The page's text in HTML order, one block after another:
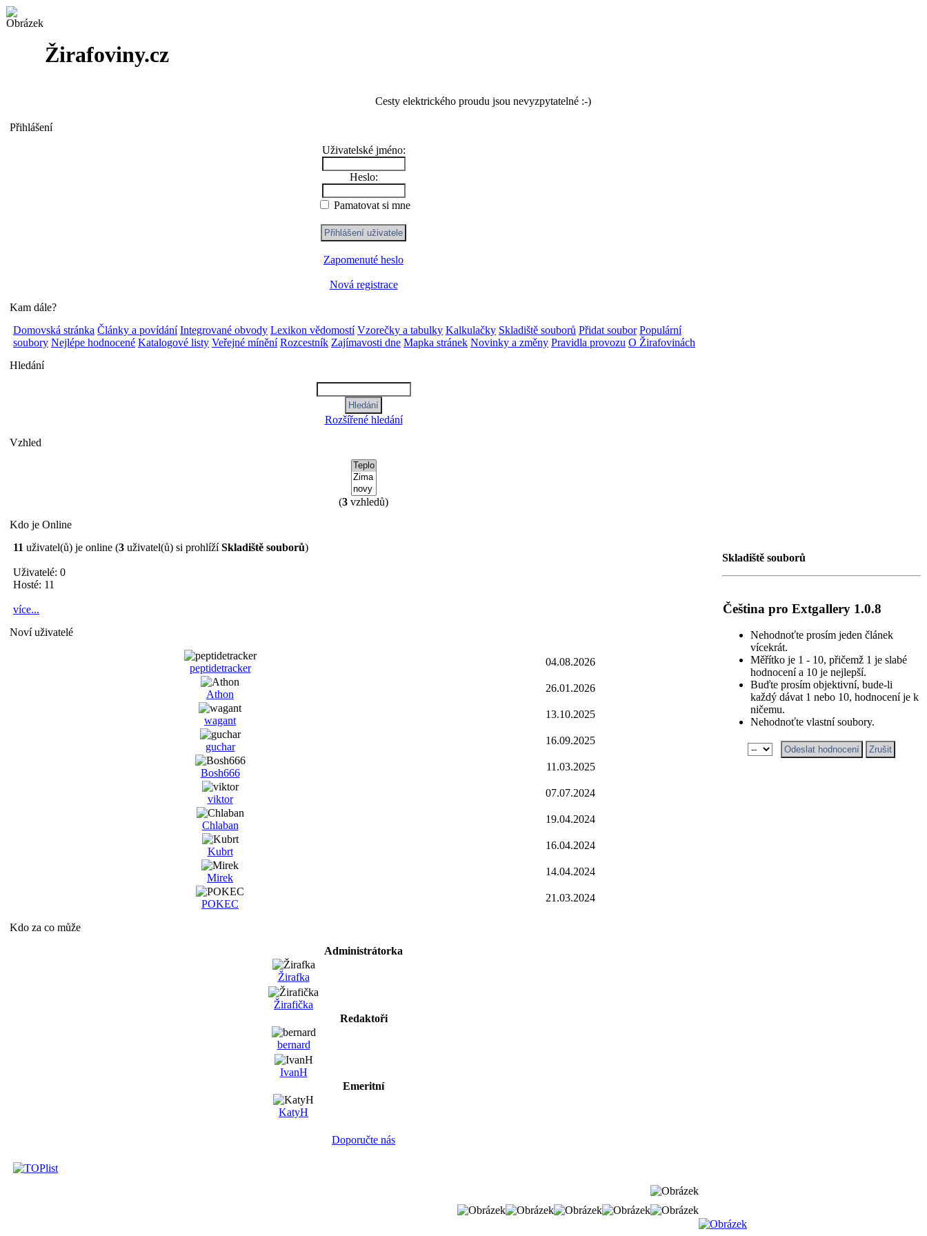
Žirafoviny.cz
Cesty elektrického proudu jsou nevyzpytatelné :-)
Přihlášení
Uživatelské jméno:
Heslo:
Pamatovat si mne
Zapomenuté heslo
Nová registrace
Kam dále?
Domovská stránka Články a povídání Integrované obvody Lexikon vědomostí Vzorečky a tabulky Kalkulačky Skladiště souborů Přidat soubor Populární
soubory Nejlépe hodnocené Katalogové listy Veřejné mínění Rozcestník Zajímavosti dne Mapka stránek Novinky a změny Pravidla provozu O Žirafovinách
Hledání
Rozšířené hledání
Vzhled
(3 vzhledů)
Kdo je Online
11 uživatel(ů) je online (3 uživatel(ů) si prohlížíSkladiště souborů)
Uživatelé: 0
Hosté: 11
více...
Noví uživatelé
peptidetracker
04.08.2026
Athon
26.01.2026
wagant
13.10.2025
guchar
16.09.2025
Bosh666
11.03.2025
viktor
07.07.2024
Chlaban
19.04.2024
Kubrt
16.04.2024
Mirek
14.04.2024
POKEC
21.03.2024
Kdo za co může
Administrátorka
Žirafka
Žirafička
Redaktoři
bernard
IvanH
Emeritní
KatyH
Doporučte nás
Skladiště souborů
Čeština pro Extgallery 1.0.8
Nehodnoťte prosím jeden článek
vícekrát.
Měřítko je 1 - 10, přičemž 1 je slabé
hodnocení a 10 je nejlepší.
Buďte prosím objektivní, bude-li
každý dávat 1 nebo 10, hodnocení je k
ničemu.
Nehodnoťte vlastní soubory.